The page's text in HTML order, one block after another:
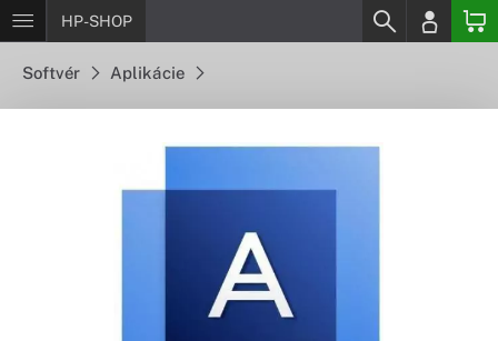
HP-SHOP
Softvér Aplikácie